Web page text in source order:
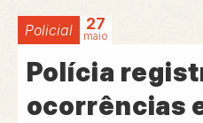
Policial 27
maio
Polícia
ocorrências